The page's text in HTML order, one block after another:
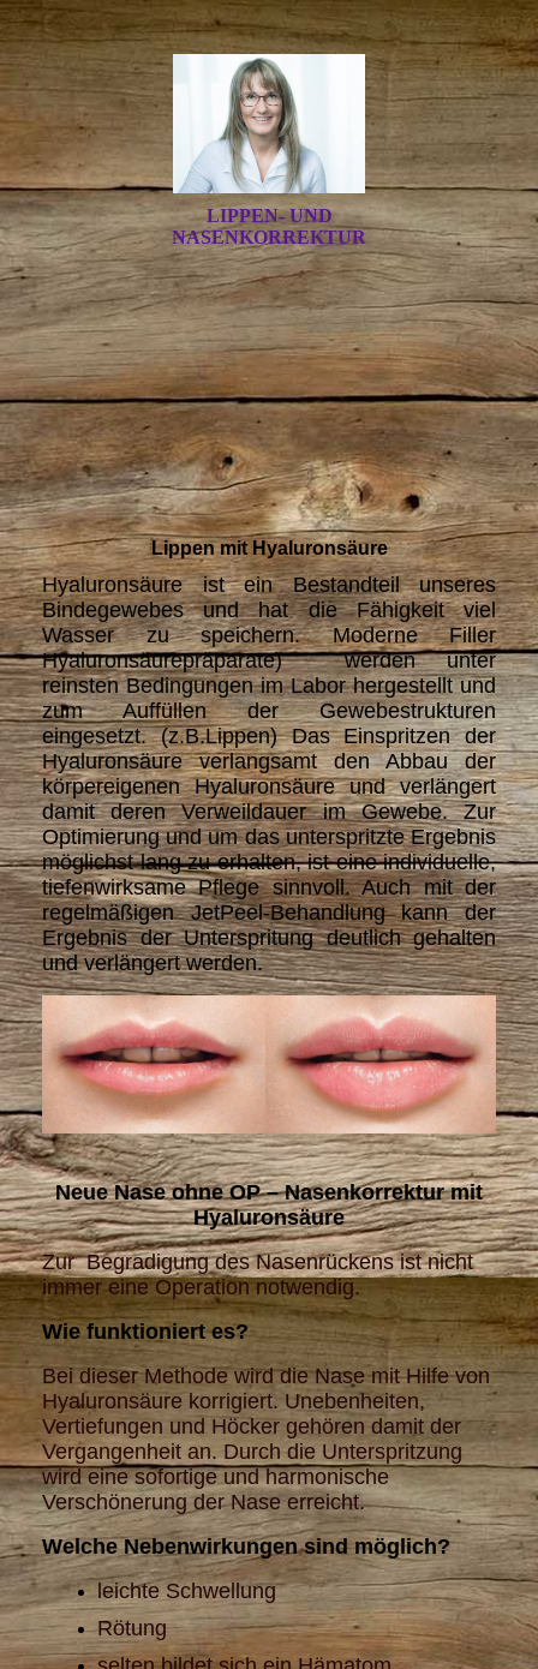
LIPPEN- UND
NASENKORREKTUR
Lippen mit Hyaluronsäure
Hyaluronsäure ist ein Bestandteil unseres
Bindegewebes und hat die Fähigkeit viel
Wasser zu speichern. Moderne Filler
Hyaluronsäurepräparate) werden unter
reinsten Bedingungen im Labor hergestellt und
zum Auffüllen der Gewebestrukturen
eingesetzt. (z.B.Lippen) Das Einspritzen der
Hyaluronsäure verlangsamt den Abbau der
körpereigenen Hyaluronsäure und verlängert
damit deren Verweildauer im Gewebe. Zur
Optimierung und um das unterspritzte Ergebnis
möglichst lang zu erhalten, ist eine individuelle,
tiefenwirksame Pflege sinnvoll. Auch mit der
regelmäßigen JetPeel-Behandlung kann der
Ergebnis der Unterspritung deutlich gehalten
und verlängert werden.
Neue Nase ohne OP – Nasenkorrektur mit
Hyaluronsäure
Zur Begradigung des Nasenrückens ist nicht
immer eine Operation notwendig.
Wie funktioniert es?
Bei dieser Methode wird die Nase mit Hilfe von
Hyaluronsäure korrigiert. Unebenheiten,
Vertiefungen und Höcker gehören damit der
Vergangenheit an. Durch die Unterspritzung
wird eine sofortige und harmonische
Verschönerung der Nase erreicht.
Welche Nebenwirkungen sind möglich?
leichte Schwellung
Rötung